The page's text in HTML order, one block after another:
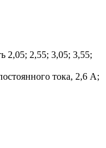
2,05; 2,55; 3,05; 3,55;
тока, 2,6 A;